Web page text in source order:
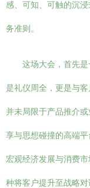
感、可知、可触的沉
务准则。
这场大会，首先是
是礼仪周全，更是与
并未局限于产品推介
享与思想碰撞的高端
宏观经济发展与消费
种将客户提升至战略